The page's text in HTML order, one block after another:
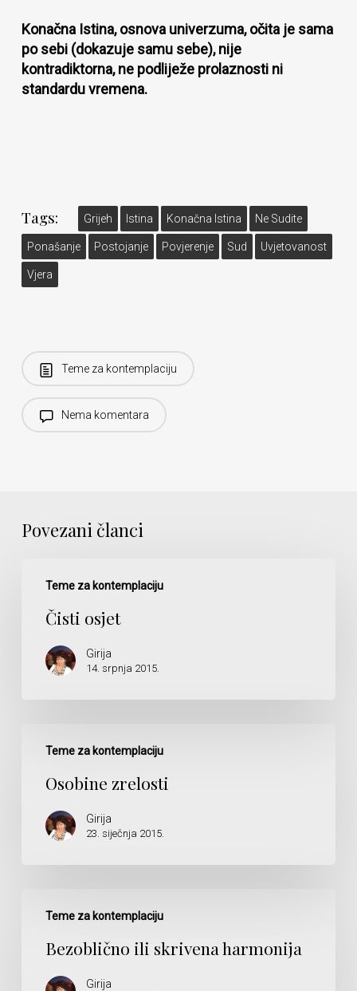
Konačna Istina, osnova univerzuma, očita je sama
po sebi (dokazuje samu sebe), nije
kontradiktorna, ne podliježe prolaznosti ni
standardu vremena.
Tags: Grijeh Istina Konačna Istina Ne Sudite
Ponašanje Postojanje Povjerenje Sud Uvjetovanost
Vjera
Teme za kontemplaciju
Nema komentara
Povezani članci
Teme za kontemplaciju
osjet
Čisti osjet
Girija
14. srpnja 2015.
Teme za kontemplaciju
zrelosti
Osobine zrelosti
Girija
23. siječnja 2015.
Teme za kontemplaciju
harmonija
Bezoblično ili skrivena harmonija
Girija